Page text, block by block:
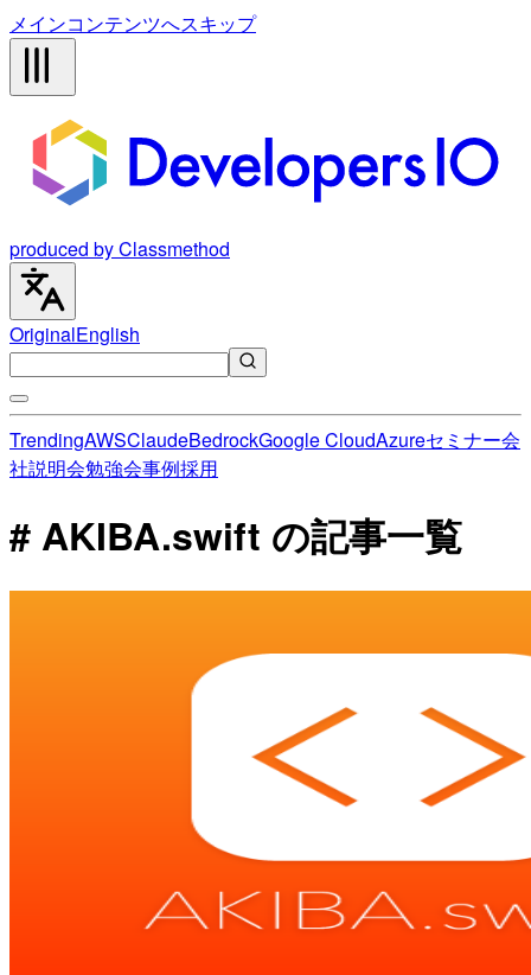
メインコンテンツへスキップ
produced by Classmethod
OriginalEnglish
TrendingAWSClaudeBedrockGoogle CloudAzureセミナー会
社説明会勉強会事例採用
# AKIBA.swift の記事一覧